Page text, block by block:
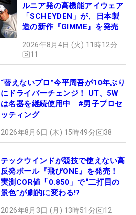
ルニア発の高機能アイウェア
「SCHEYDEN」が、日本製
造の新作『GIMME』を発売
2026年8月4日 (火) 11時12分
11
“替えないプロ”今平周吾が10年ぶり
にドライバーチェンジ！ UT、5W
は名器を継続使用中 #男子プロセ
ッティング
2026年8月6日 (木) 15時49分 38
テックウインドが競技で使えない高
反発ボール『飛びONE』を発売！
実測COR値「0.850」で“二打目の
景色”が劇的に変わる!?
2026年8月3日 (月) 13時51分 12